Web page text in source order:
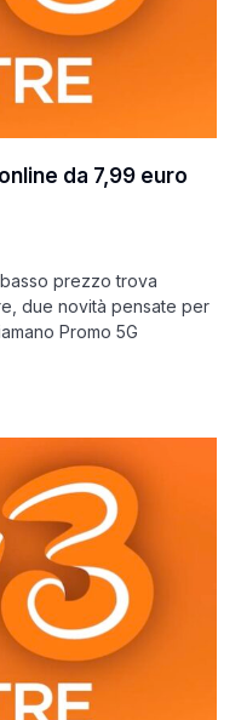
da 7,99 euro
prezzo trova
due novità pensate per
Promo 5G